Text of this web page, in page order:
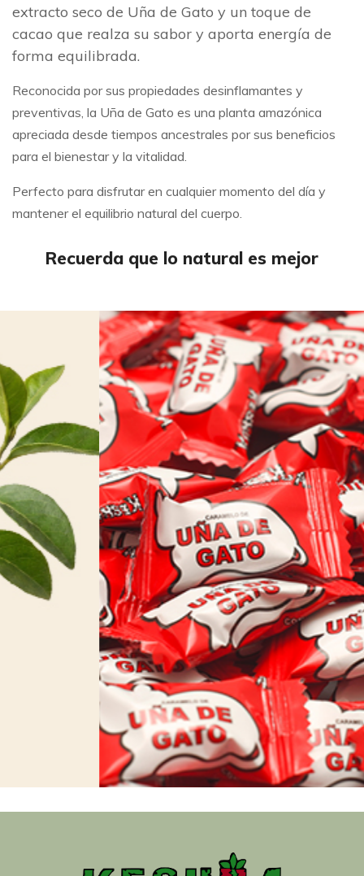
extracto seco de Uña de Gato y un toque de
cacao que realza su sabor y aporta energía de
forma equilibrada.
Reconocida por sus propiedades desinflamantes y
preventivas, la Uña de Gato es una planta amazónica
apreciada desde tiempos ancestrales por sus beneficios
para el bienestar y la vitalidad.
Perfecto para disfrutar en cualquier momento del día y
mantener el equilibrio natural del cuerpo.
Recuerda que lo natural es mejor